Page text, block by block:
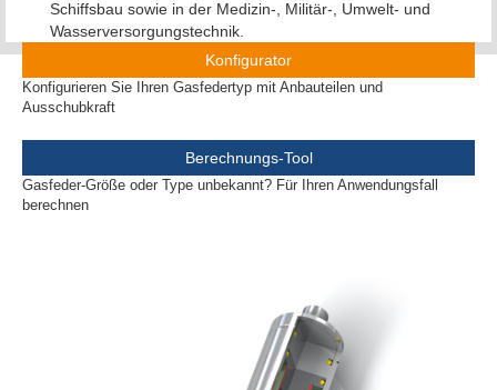
Schiffsbau sowie in der Medizin-, Militär-, Umwelt- und
Wasserversorgungstechnik.
Konfigurator
Konfigurieren Sie Ihren Gasfedertyp mit Anbauteilen und
Ausschubkraft
Berechnungs-Tool
Gasfeder-Größe oder Type unbekannt? Für Ihren Anwendungsfall
berechnen